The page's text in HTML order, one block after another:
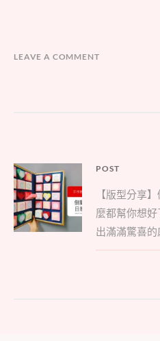
LEAVE A COMMENT
文
章
導
覽
POST
Parent
post:
【版型分享
麼都幫你想
出滿滿驚喜